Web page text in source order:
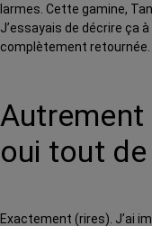
larmes. Cette gamine,
J’essayais de décrire ça
complètement retournée.
oui tout
Exactement (rires). J’ai